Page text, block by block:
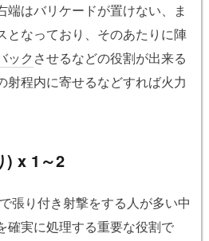
端はバリケードが置けない、ま
となっており、そのあたりに陣
ック させるなどの役割が出来る
射程内に寄せるなどすれば火力
) x 1～2
張り付き射撃をする人が多い中
確実に処理する重要な役割で